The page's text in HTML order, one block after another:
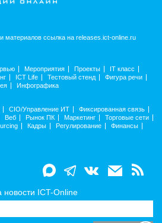
материалов ссылка на releases.ict-online.ru
Мероприятия Проекты
IT класс
ICT Life Тестовый стенд
Фигура речи
Инфографика
CIO/Управление ИТ
Фиксированная связь
Веб Рынок ПК Маркетинг
Торговые сети
Кадры Регулирование
Финансы
новости ICT-Online